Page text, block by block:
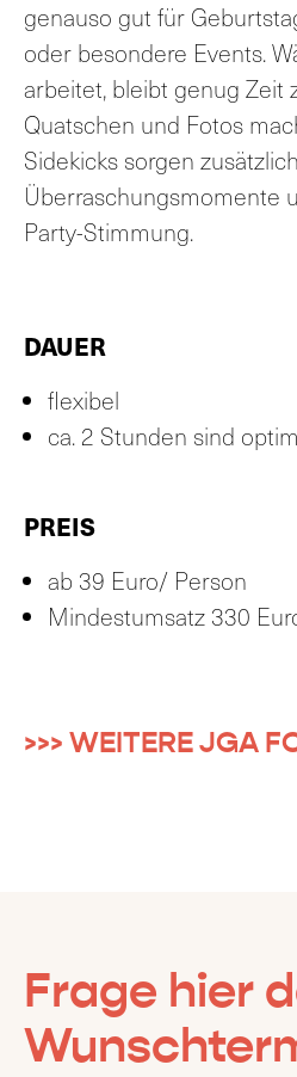
genauso gut für
oder besondere Events.
arbeitet, bleibt genug Zeit
Quatschen und Fotos
Sidekicks sorgen
Überraschungsmomente
Party-Stimmung.
DAUER
flexibel
ca. 2 Stunden sind
PREIS
ab 39 Euro/ Person
Mindestumsatz 330
>>> WEITERE JGA
Frage hier